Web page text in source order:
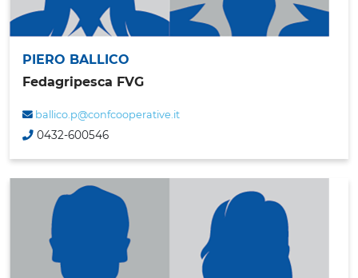
PIERO BALLICO
Fedagripesca FVG
ballico.p@confcooperative.it
0432-600546